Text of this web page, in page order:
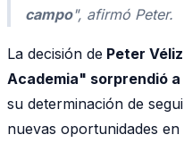
campo", afirmó Peter.
La decisión de Peter
Academia" sorprendió a
su determinación de
nuevas oportunidades